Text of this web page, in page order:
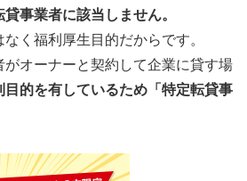
事業者に該当しません。
く福利厚生目的だからです。
オーナーと契約して企業に貸す場
目的を有しているため「特定転貸事